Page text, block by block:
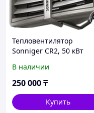
Тепловентилятор
Sonniger CR2, 50 кВт
В наличии
250 000₸
Купить